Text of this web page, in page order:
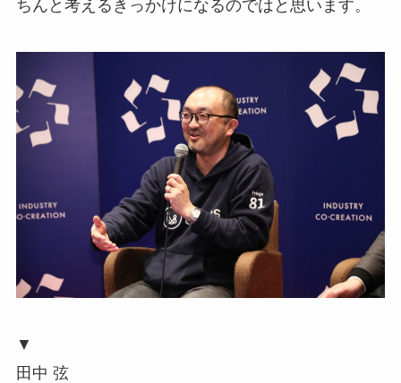
ちんと考えるきっかけになるのではと思います。
▼
田中 弦